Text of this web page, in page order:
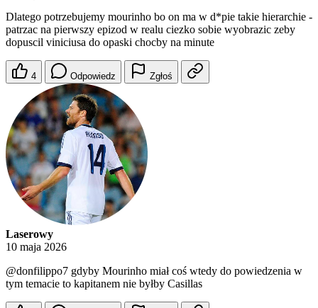
Dlatego potrzebujemy mourinho bo on ma w d*pie takie hierarchie -
patrzac na pierwszy epizod w realu ciezko sobie wyobrazic zeby
dopuscil viniciusa do opaski chocby na minute
4 Odpowiedz Zgłoś
Laserowy
10 maja 2026
@donfilippo7 gdyby Mourinho miał coś wtedy do powiedzenia w
tym temacie to kapitanem nie byłby Casillas